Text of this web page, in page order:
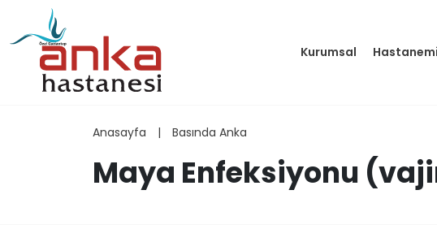
Kurumsal
Anasayfa | Basında Anka
Maya Enfeksiyonu